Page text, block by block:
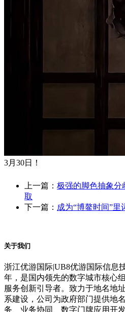
3月30日！
上一篇： 极强的脚色抽象分
取
下一篇： 成为“博鳌时间”里
关于我们
浙江优游国际|UB8优游国际信息
年，是国内领先的数字城市核心
服务创新引导者。致力于地名地
系建设，公司为政府部门提供地
务、业务协同、数字门牌应用开